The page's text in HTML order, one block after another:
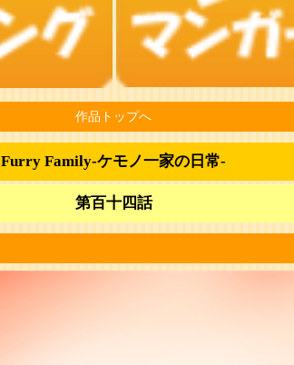
作品トップへ
Furry Family‐ケモノ一家の日常-
第百十四話